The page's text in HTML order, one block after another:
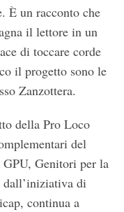
È un racconto che
il lettore in un
di toccare corde
il progetto sono le
Zanzottera.
della Pro Loco
del
Genitori per la
dall’iniziativa di
continua a